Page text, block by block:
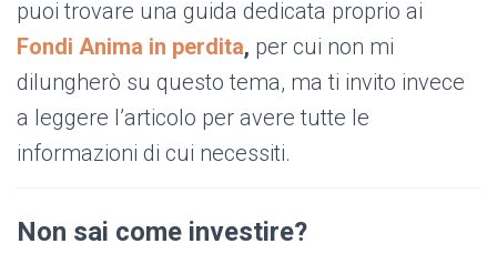
puoi trovare una guida dedicata proprio ai
Fondi Anima in perdita, per cui non mi
dilungherò su questo tema, ma ti invito invece
a leggere l’articolo per avere tutte le
informazioni di cui necessiti.
Non sai come investire?